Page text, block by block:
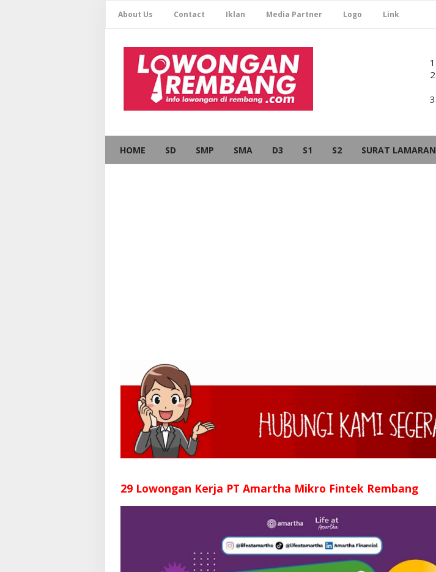
About Us Contact Iklan Media Partner Logo Link
HOME SD SMP SMA D3 S1 S2 SURAT LAMARAN
29 Lowongan Kerja PT Amartha Mikro Fintek Rembang